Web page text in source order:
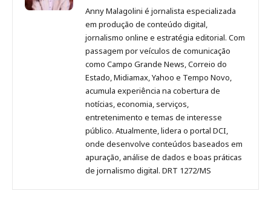
Malagolini
no
Pinterest
Malagolini
no
LinkedIn
Malagolini
no
Instagram
Malagolini
no
Facebook
de
Anny
Malagolini
Anny Malagolini é jornalista especializada
em produção de conteúdo digital,
jornalismo online e estratégia editorial. Com
passagem por veículos de comunicação
como Campo Grande News, Correio do
Estado, Midiamax, Yahoo e Tempo Novo,
acumula experiência na cobertura de
notícias, economia, serviços,
entretenimento e temas de interesse
público. Atualmente, lidera o portal DCI,
onde desenvolve conteúdos baseados em
apuração, análise de dados e boas práticas
de jornalismo digital. DRT 1272/MS